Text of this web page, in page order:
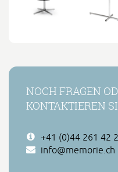
NOCH FRAGEN
KONTAKTIEREN
+41 (0)44 261 42
info@memorie.ch